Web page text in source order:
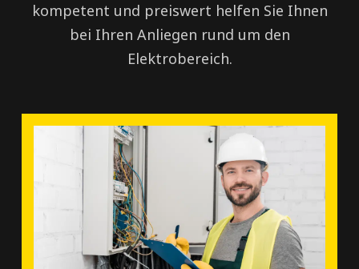
kompetent und preiswert helfen Sie Ihnen
bei Ihren Anliegen rund um den
Elektrobereich.